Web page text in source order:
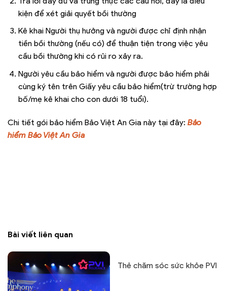
kiện để xét giải quyết bồi thường
Kê khai Người thụ hưởng và người được chỉ định nhận
tiền bồi thường (nếu có) để thuận tiện trong việc yêu
cầu bồi thường khi có rủi ro xảy ra.
Người yêu cầu bảo hiểm và người được bảo hiểm phải
cùng ký tên trên Giấy yêu cầu bảo hiểm(trừ trường hợp
bố/mẹ kê khai cho con dưới 18 tuổi).
Chi tiết gói bảo hiểm Bảo Việt An Gia này tại đây: Bảo
hiểm Bảo Việt An Gia
Bài viết liên quan
Thẻ chăm sóc sức khỏe PVI